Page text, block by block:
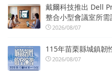
戴爾科技推出 Dell
整合小型會議室所需
2026/08/07
115年苗栗縣城鎮韌
2026/08/07